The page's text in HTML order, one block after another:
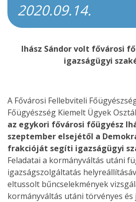
2020.09.14.
Ihász Sándor volt fővárosi
igazságügyi
A Fővárosi Fellebviteli
Főügyészség Kiemelt Ügyek
az egykori fővárosi főügyész
szeptember elsejétől a
frakcióját segíti igazságügyi
Feladatai a kormányváltás utáni
igazságszolgáltatás
eltussolt bűncselekmények
kormányváltás utáni törvényes és